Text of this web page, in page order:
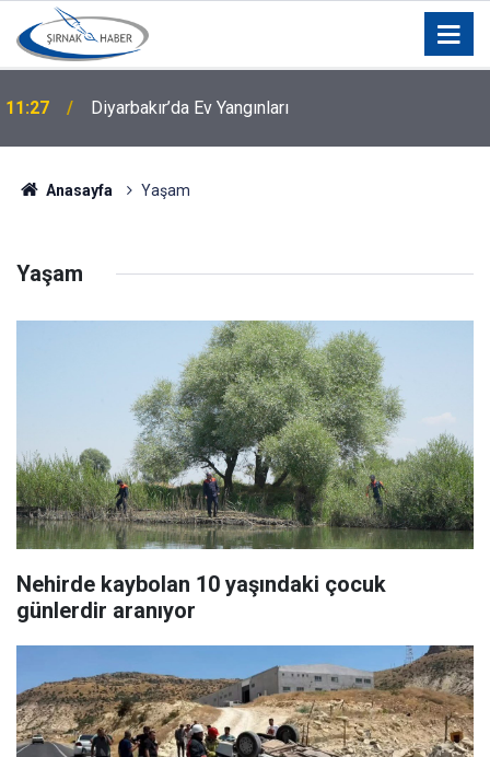
11:07
Finaline Katılacak
Anasayfa Yaşam
Yaşam
Nehirde kaybolan 10 yaşındaki çocuk
günlerdir aranıyor